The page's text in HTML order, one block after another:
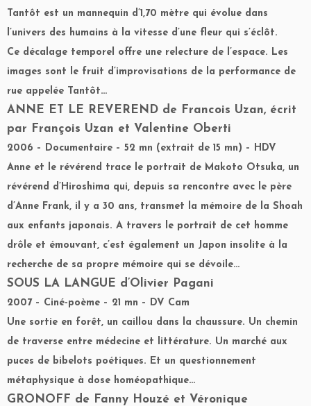
Tantôt est un mannequin d’1,70 mètre qui évolue dans
l’univers des humains à la vitesse d’une fleur qui s’éclôt.
Ce décalage temporel offre une relecture de l’espace. Les
images sont le fruit d’improvisations de la performance de
rue appelée Tantôt…
ANNE ET LE REVEREND de Francois Uzan, écrit
par François Uzan et Valentine Oberti
2006 – Documentaire – 52 mn (extrait de 15 mn) – HDV
Anne et le révérend trace le portrait de Makoto Otsuka, un
révérend d’Hiroshima qui, depuis sa rencontre avec le père
d’Anne Frank, il y a 30 ans, transmet la mémoire de la Shoah
aux enfants japonais. A travers le portrait de cet homme
drôle et émouvant, c’est également un Japon insolite à la
recherche de sa propre mémoire qui se dévoile…
SOUS LA LANGUE d’Olivier Pagani
2007 – Ciné-poème – 21 mn – DV Cam
Une sortie en forêt, un caillou dans la chaussure. Un chemin
de traverse entre médecine et littérature. Un marché aux
puces de bibelots poétiques. Et un questionnement
métaphysique à dose homéopathique…
GRONOFF de Fanny Houzé et Véronique